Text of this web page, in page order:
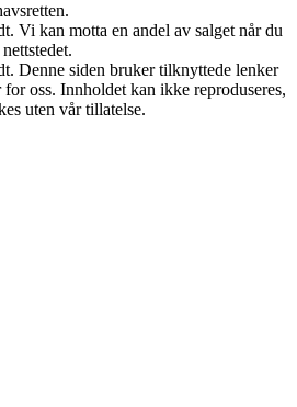
Vi kan motta en andel av salget når du
Denne siden bruker tilknyttede lenker
oss. Innholdet kan ikke reproduseres,
uten vår tillatelse.